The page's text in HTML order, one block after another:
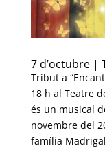
7 d’octubre |
Tribut a
18 h al Teatre
és un musical
novembre del
família